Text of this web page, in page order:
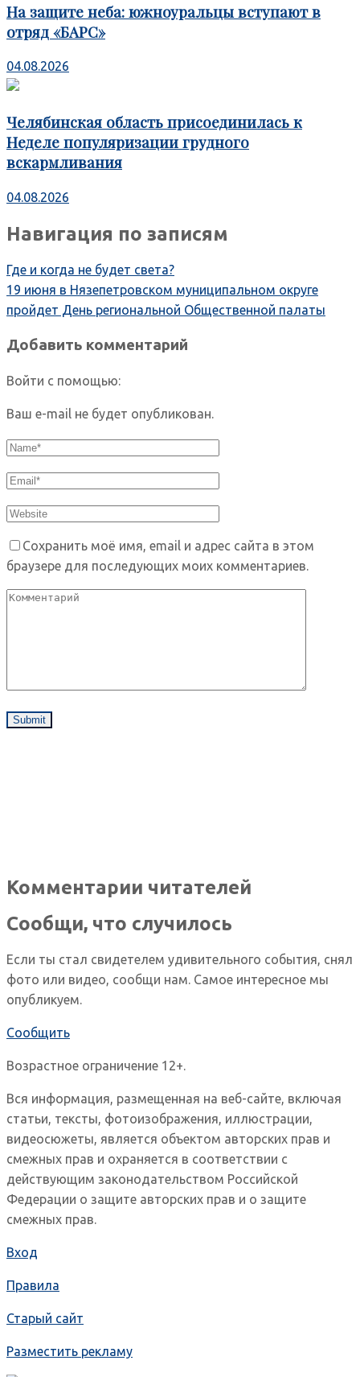
На защите неба: южноуральцы вступают в
отряд «БАРС»
04.08.2026
Челябинская область присоединилась к
Неделе популяризации грудного
вскармливания
04.08.2026
Навигация по записям
Где и когда не будет света?
19 июня в Нязепетровском муниципальном округе
пройдет День региональной Общественной палаты
Добавить комментарий
Войти с помощью:
Ваш e-mail не будет опубликован.
Сохранить моё имя, email и адрес сайта в этом
браузере для последующих моих комментариев.
Комментарии читателей
Сообщи, что случилось
Если ты стал свидетелем удивительного события, снял
фото или видео, сообщи нам. Самое интересное мы
опубликуем.
Сообщить
Возрастное ограничение 12+.
Вся информация, размещенная на веб-сайте, включая
статьи, тексты, фотоизображения, иллюстрации,
видеосюжеты, является объектом авторских прав и
смежных прав и охраняется в соответствии с
действующим законодательством Российской
Федерации о защите авторских прав и о защите
смежных прав.
Вход
Правила
Старый сайт
Разместить рекламу